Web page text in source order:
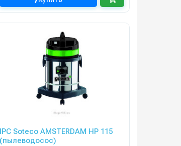
IPC Soteco AMSTERDAM HP 115
(пылеводосос)